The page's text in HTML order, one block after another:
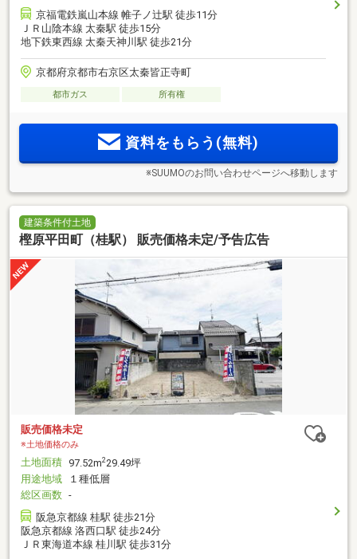
京福電鉄嵐山本線 帷子ノ辻駅 徒歩11分
ＪＲ山陰本線 太秦駅 徒歩15分
地下鉄東西線 太秦天神川駅 徒歩21分
京都府京都市右京区太秦皆正寺町
都市ガス 所有権
資料をもらう(無料)
※SUUMOのお問い合わせページへ移動します
建築条件付土地
樫原平田町（桂駅） 販売価格未定/予告広告
販売価格未定
※土地価格のみ
土地面積 97.52m229.49坪
用途地域
１種低層
総区画数 -
阪急京都線 桂駅 徒歩21分
阪急京都線 洛西口駅 徒歩24分
ＪＲ東海道本線 桂川駅 徒歩31分